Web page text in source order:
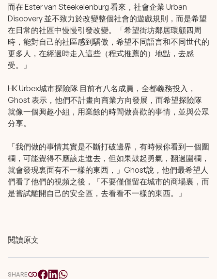
而在 Ester van Steekelenburg 看來，社會企業 Urban
Discovery 並不致力於改變整個社會的遊戲規則，而是希望
在日常的社區中慢慢引發改變。「希望街坊鄰居環顧四周
時，能對自己的社區感到驕傲，希望不同語言和不同世代的
更多人，在經過時走入這些（程式推薦的）地點，去感
受。」
HK Urbex城市探險隊 目前有八名成員，全都義務投入，
Ghost 表示，他們不計畫向商業方向發展，而希望探險隊
就像一個興趣小組，用業餘的時間做喜歡的事情，並與公眾
分享。
「我們做的事情其實是不斷打破邊界，有時候你看到一個圍
欄，可能覺得不應該走進去，但如果鼓起勇氣，翻過圍欄，
就會發現裏面有不一樣的東西，」Ghost說，他們最希望人
們看了他們的視頻之後，「不要僅僅留在城市的商場裏，而
是嘗試離開自己的安全區，去看看不一樣的東西。」
閱讀原文
SHARE